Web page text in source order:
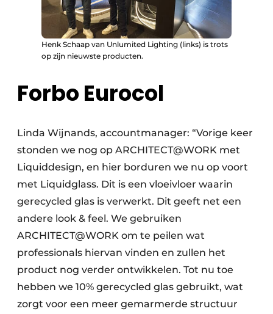
Henk Schaap van Unlumited Lighting (links) is trots
op zijn nieuwste producten.
Forbo Eurocol
Linda Wijnands, accountmanager: “Vorige keer
stonden we nog op ARCHITECT@WORK met
Liquiddesign, en hier borduren we nu op voort
met Liquidglass. Dit is een vloeivloer waarin
gerecycled glas is verwerkt. Dit geeft net een
andere look & feel. We gebruiken
ARCHITECT@WORK om te peilen wat
professionals hiervan vinden en zullen het
product nog verder ontwikkelen. Tot nu toe
hebben we 10% gerecycled glas gebruikt, wat
zorgt voor een meer gemarmerde structuur